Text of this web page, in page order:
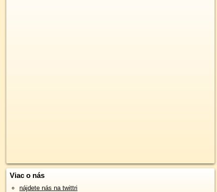
Viac o nás
nájdete nás na twittri